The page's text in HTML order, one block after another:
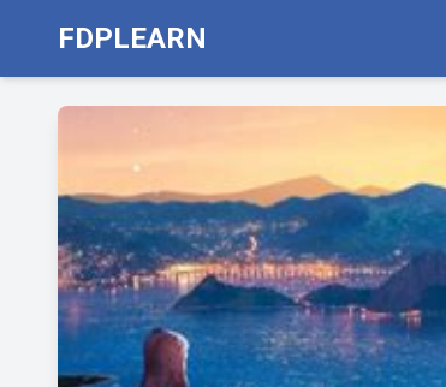
FDPLEARN